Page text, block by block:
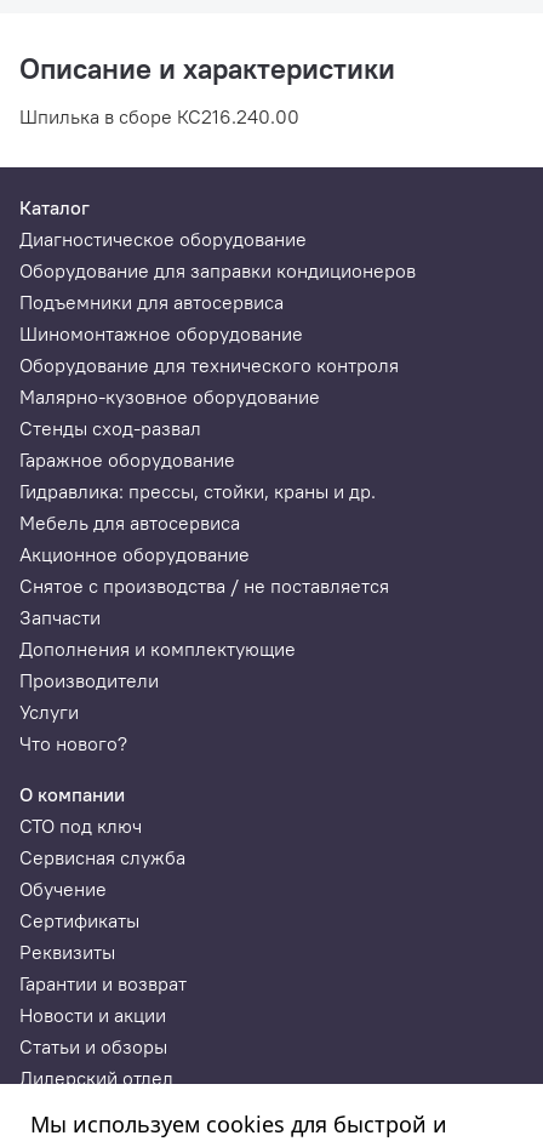
Описание и характеристики
Шпилька в сборе КС216.240.00
Каталог
Диагностическое оборудование
Оборудование для заправки кондиционеров
Подъемники для автосервиса
Шиномонтажное оборудование
Оборудование для технического контроля
Малярно-кузовное оборудование
Стенды сход-развал
Гаражное оборудование
Гидравлика: прессы, стойки, краны и др.
Мебель для автосервиса
Акционное оборудование
Снятое с производства / не поставляется
Запчасти
Дополнения и комплектующие
Производители
Услуги
Что нового?
О компании
СТО под ключ
Сервисная служба
Обучение
Сертификаты
Реквизиты
Гарантии и возврат
Новости и акции
Статьи и обзоры
Дилерский отдел
Мы используем cookies для быстрой и